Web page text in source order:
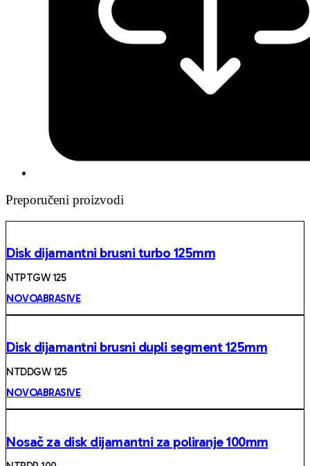
Preporučeni proizvodi
Disk dijamantni brusni turbo 125mm
NTPTGW 125
NOVOABRASIVE
Disk dijamantni brusni dupli segment 125mm
NTDDGW 125
NOVOABRASIVE
Nosač za disk dijamantni za poliranje 100mm